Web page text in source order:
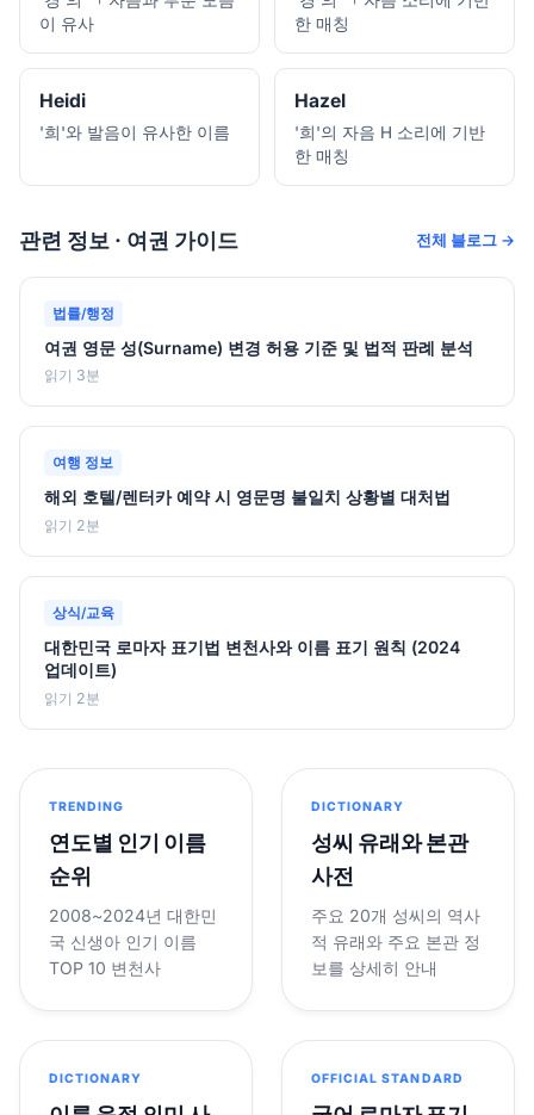
이 유사
한 매칭
Heidi
'희'와 발음이 유사한 이름
Hazel
'희'의 자음 H 소리에 기반
한 매칭
관련 정보 · 여권 가이드 전체 블로그 →
법률/행정
여권 영문 성(Surname) 변경 허용 기준 및 법적 판례 분석
읽기 3분
여행 정보
해외 호텔/렌터카 예약 시 영문명 불일치 상황별 대처법
읽기 2분
상식/교육
대한민국 로마자 표기법 변천사와 이름 표기 원칙 (2024
업데이트)
읽기 2분
TRENDING
연도별 인기 이름
순위
2008~2024년 대한민
국 신생아 인기 이름
TOP 10 변천사
DICTIONARY
성씨 유래와 본관
사전
주요 20개 성씨의 역사
적 유래와 주요 본관 정
보를 상세히 안내
DICTIONARY OFFICIAL STANDARD